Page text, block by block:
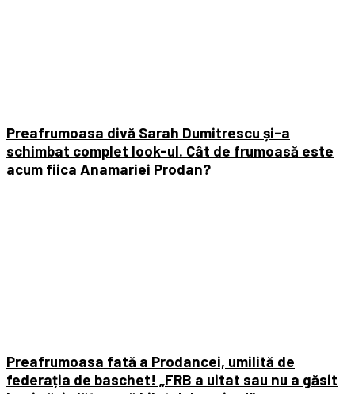
Preafrumoasa divă Sarah Dumitrescu și-a
schimbat complet look-ul. Cât de frumoasă este
acum fiica Anamariei Prodan?
Preafrumoasa fată a Prodancei, umilită de
federația de baschet! „FRB a uitat sau nu a găsit